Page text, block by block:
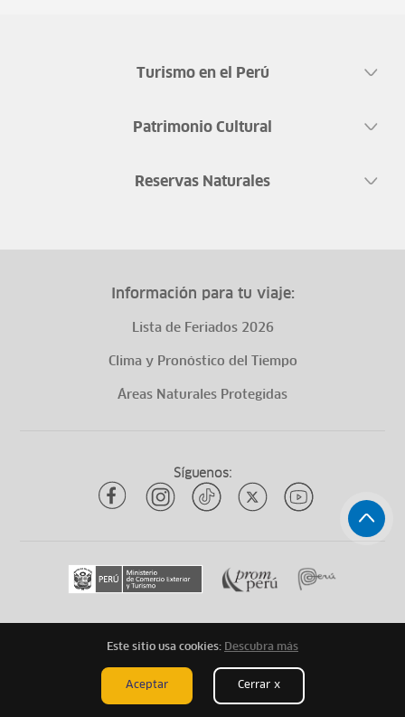
Turismo en el Perú
Patrimonio Cultural
Reservas Naturales
Información para tu viaje:
Lista de Feriados 2026
Clima y Pronóstico del Tiempo
Áreas Naturales Protegidas
Síguenos:
Todos los derechos reservadosytuqueplanes 2026
Mapa de Sitio Aviso Legal Términos Legales
Este sitio usa cookies: Descubra más
Aceptar Cerrar x